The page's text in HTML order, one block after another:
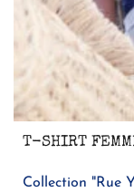
T-SHIRT
Collection "Rue